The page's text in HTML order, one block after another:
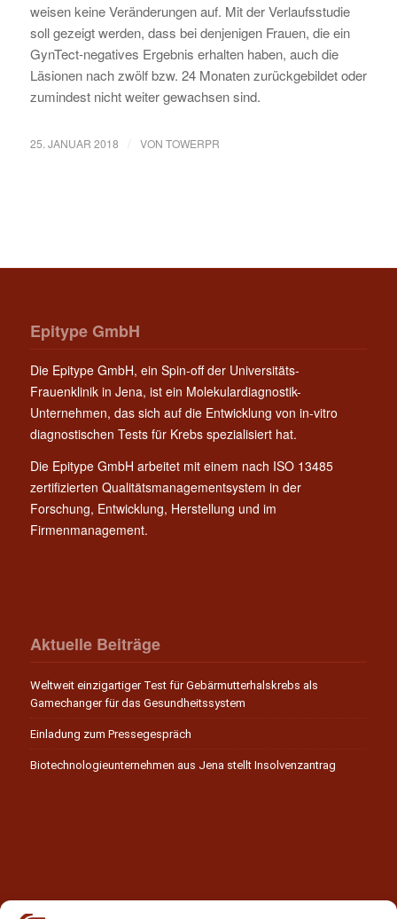
weisen keine Veränderungen auf. Mit der Verlaufsstudie
soll gezeigt werden, dass bei denjenigen Frauen, die ein
GynTect-negatives Ergebnis erhalten haben, auch die
Läsionen nach zwölf bzw. 24 Monaten zurückgebildet oder
zumindest nicht weiter gewachsen sind.
25. JANUAR 2018 / VON TOWERPR
Epitype GmbH
Die Epitype GmbH, ein Spin-off der Universitäts-
Frauenklinik in Jena, ist ein Molekulardiagnostik-
Unternehmen, das sich auf die Entwicklung von in-vitro
diagnostischen Tests für Krebs spezialisiert hat.
Die Epitype GmbH arbeitet mit einem nach ISO 13485
zertifizierten Qualitätsmanagementsystem in der
Forschung, Entwicklung, Herstellung und im
Firmenmanagement.
Aktuelle Beiträge
Weltweit einzigartiger Test für Gebärmutterhalskrebs als
Gamechanger für das Gesundheitssystem
Einladung zum Pressegespräch
Biotechnologieunternehmen aus Jena stellt Insolvenzantrag